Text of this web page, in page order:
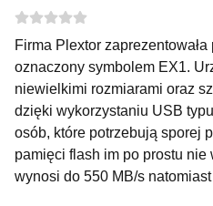
Firma Plextor
oznaczony symbolem EX1.
niewielkimi rozmiarami oraz
dzięki wykorzystaniu USB
osób, które potrzebują sporej
pamięci flash im po prostu nie
wynosi do 550 MB/s